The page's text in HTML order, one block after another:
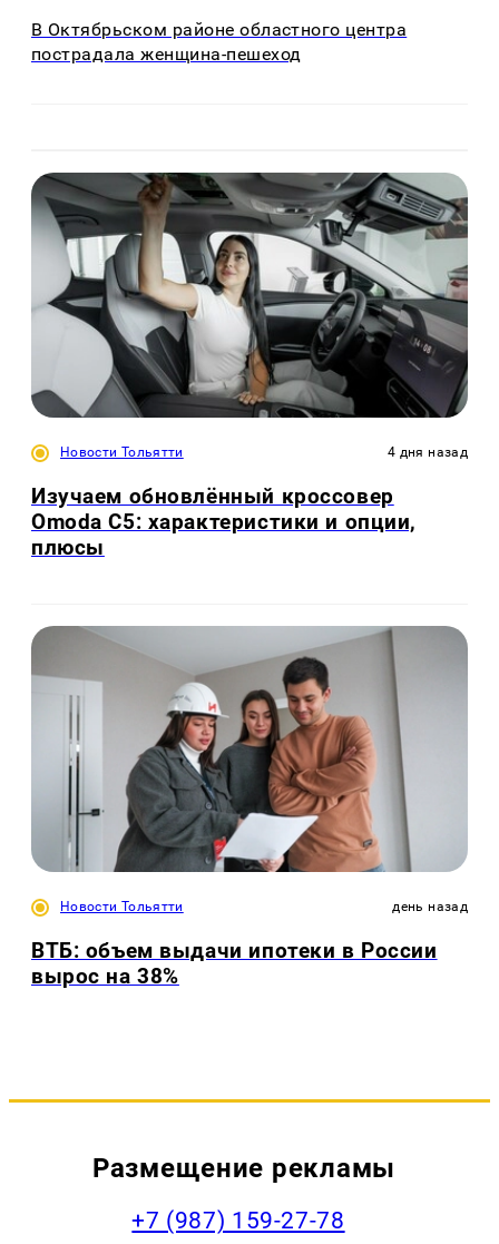
В Октябрьском районе областного центра
пострадала женщина-пешеход
Новости Тольятти 4 дня назад
Изучаем обновлённый кроссовер
Omoda C5: характеристики и опции,
плюсы
Новости Тольятти день назад
ВТБ: объем выдачи ипотеки в России
вырос на 38%
Размещение рекламы
+7 (987) 159-27-78